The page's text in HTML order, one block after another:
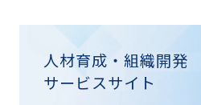
人材育成・組織開発
サービスサイト